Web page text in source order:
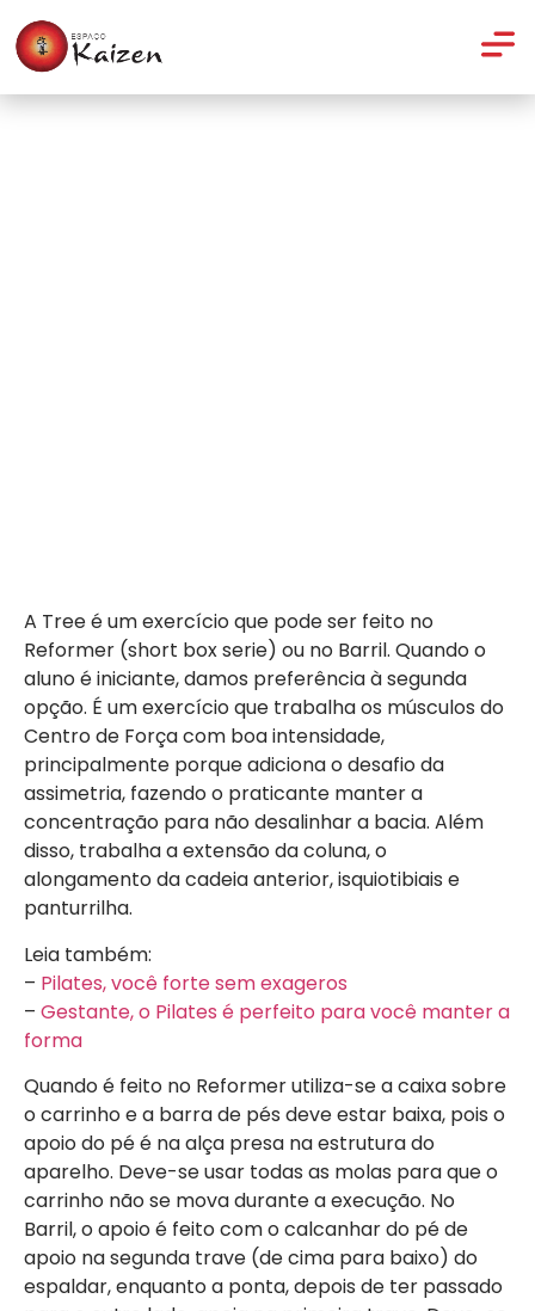
A Tree é um exercício que pode ser feito no
Reformer (short box serie) ou no Barril. Quando o
aluno é iniciante, damos preferência à segunda
opção. É um exercício que trabalha os músculos do
Centro de Força com boa intensidade,
principalmente porque adiciona o desafio da
assimetria, fazendo o praticante manter a
concentração para não desalinhar a bacia. Além
disso, trabalha a extensão da coluna, o
alongamento da cadeia anterior, isquiotibiais e
panturrilha.
Leia também:
– Pilates, você forte sem exageros
– Gestante, o Pilates é perfeito para você manter a
forma
Quando é feito no Reformer utiliza-se a caixa sobre
o carrinho e a barra de pés deve estar baixa, pois o
apoio do pé é na alça presa na estrutura do
aparelho. Deve-se usar todas as molas para que o
carrinho não se mova durante a execução. No
Barril, o apoio é feito com o calcanhar do pé de
apoio na segunda trave (de cima para baixo) do
espaldar, enquanto a ponta, depois de ter passado